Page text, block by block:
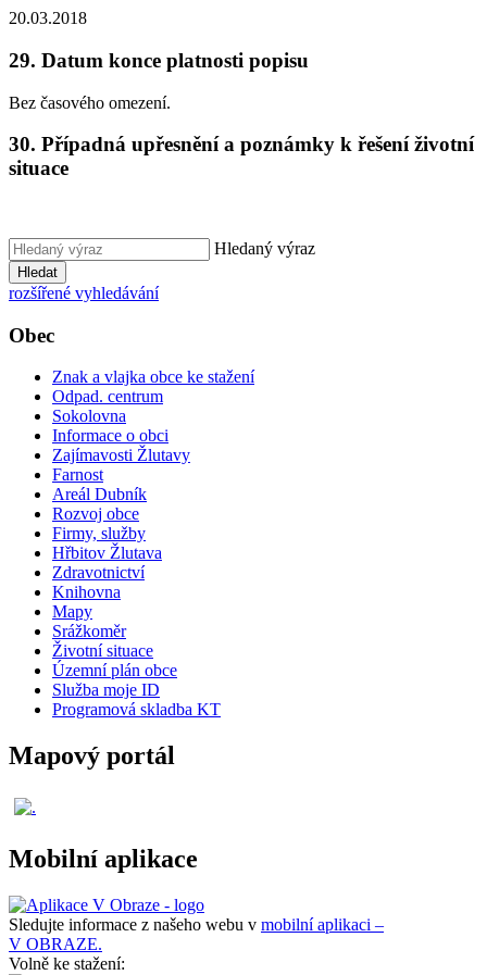
20.03.2018
29. Datum konce platnosti popisu
Bez časového omezení.
30. Případná upřesnění a poznámky k řešení životní
situace
Hledaný výraz
Hledat
rozšířené vyhledávání
Obec
Znak a vlajka obce ke stažení
Odpad. centrum
Sokolovna
Informace o obci
Zajímavosti Žlutavy
Farnost
Areál Dubník
Rozvoj obce
Firmy, služby
Hřbitov Žlutava
Zdravotnictví
Knihovna
Mapy
Srážkoměr
Životní situace
Územní plán obce
Služba moje ID
Programová skladba KT
Mapový portál
Mobilní aplikace
Sledujte informace z našeho webu v mobilní aplikaci –
V OBRAZE.
Volně ke stažení: